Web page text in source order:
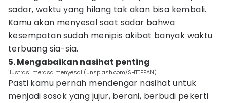
sadar, waktu yang hilang tak akan bisa kembali.
Kamu akan menyesal saat sadar bahwa
kesempatan sudah menipis akibat banyak waktu
terbuang sia-sia.
5. Mengabaikan nasihat penting
ilustrasi merasa menyesal (unsplash.com/SHTTEFAN)
Pasti kamu pernah mendengar nasihat untuk
menjadi sosok yang jujur, berani, berbudi pekerti